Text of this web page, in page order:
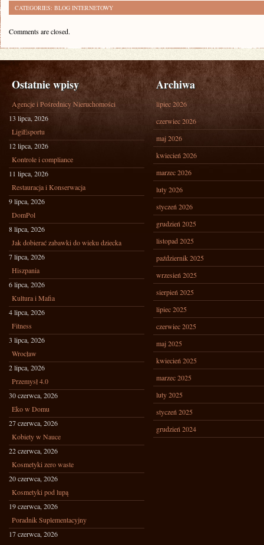
CATEGORIES: BLOG INTERNETOWY
Comments are closed.
Ostatnie wpisy
Agencje i Pośrednicy Nieruchomości
13 lipca, 2026
LigiEsportu
12 lipca, 2026
Kontrole i compliance
11 lipca, 2026
Restauracja i Konserwacja
9 lipca, 2026
DomPol
8 lipca, 2026
Jak dobierać zabawki do wieku dziecka
7 lipca, 2026
Hiszpania
6 lipca, 2026
Kultura i Mafia
4 lipca, 2026
Fitness
3 lipca, 2026
Wrocław
2 lipca, 2026
Przemysł 4.0
30 czerwca, 2026
Eko w Domu
27 czerwca, 2026
Kobiety w Nauce
22 czerwca, 2026
Kosmetyki zero waste
20 czerwca, 2026
Kosmetyki pod lupą
19 czerwca, 2026
Poradnik Suplementacyjny
17 czerwca, 2026
Archiwa
lipiec 2026
czerwiec 2026
maj 2026
kwiecień 2026
marzec 2026
luty 2026
styczeń 2026
grudzień 2025
listopad 2025
październik 2025
wrzesień 2025
sierpień 2025
lipiec 2025
czerwiec 2025
maj 2025
kwiecień 2025
marzec 2025
luty 2025
styczeń 2025
grudzień 2024